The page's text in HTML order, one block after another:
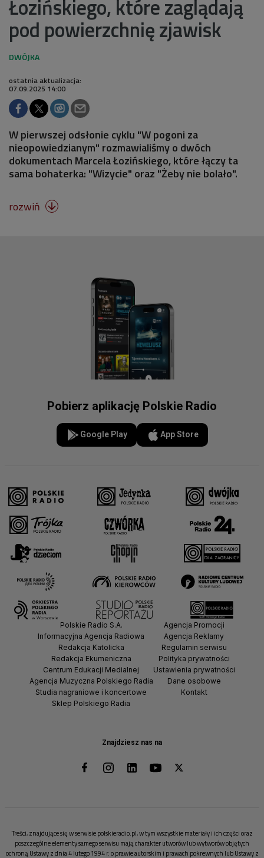
Łozińskiego, które zaglądają
pod powierzchnię zjawisk
ostatnia aktualizacja:
07.09.2025 14:00
W pierwszej odsłonie cyklu "W pogoni za
nieopowiedzianym" rozmawialiśmy o dwóch
dokumentach Marcela Łozińskiego, które łączy ta
sama bohaterka: "Wizycie" oraz "Żeby nie bolało".
rozwiń 
Pobierz aplikację Polskie Radio
Google Play App Store
Znajdziesz nas na
Polskie Radio S.A.
Informacyjna Agencja Radiowa
Redakcja Katolicka
Redakcja Ekumeniczna
Centrum Edukacji Medialnej
Agencja Muzyczna Polskiego Radia
Studia nagraniowe i koncertowe
Sklep Polskiego Radia
Agencja Promocji
Agencja Reklamy
Regulamin serwisu
Polityka prywatności
Ustawienia prywatności
Dane osobowe
Kontakt
Treści, znajdujące się w serwisie polskieradio.pl, w tym wszystkie materiały i ich części oraz
poszczególne elementy samego serwisu mają charakter utworów lub wytworów objętych
ochroną Ustawy z dnia 4 lutego 1994 r. o prawie autorskim i prawach pokrewnych lub Ustawy z